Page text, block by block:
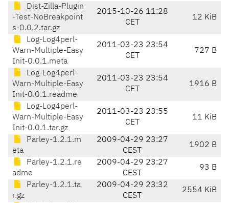
Dist-Zilla-Plugin
-Test-NoBreakpoint
s-0.0.2.tar.gz
2015-10-26 11:28
CET
12 KiB
Log-Log4perl-
Warn-Multiple-Easy
Init-0.0.1.meta
2011-03-23 23:54
CET
727 B
Log-Log4perl-
Warn-Multiple-Easy
Init-0.0.1.readme
2011-03-23 23:54
CET
1916 B
Log-Log4perl-
Warn-Multiple-Easy
Init-0.0.1.tar.gz
2011-03-23 23:55
CET
11 KiB
Parley-1.2.1.m
eta
2009-04-29 23:27
CEST
1902 B
Parley-1.2.1.re
adme
2009-04-29 23:27
CEST
93 B
Parley-1.2.1.ta
r.gz
2009-04-29 23:32
CEST
2554 KiB